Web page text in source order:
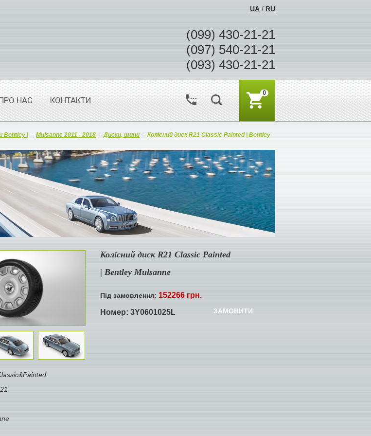
UA / RU
(099) 430-21-21
(097) 540-21-21
(093) 430-21-21
НАС КОНТАКТИ
0
Bentley | – Mulsanne 2011 - 2018 –Диски, шини – Колісний диск R21 Classic Painted | Bentley
Колісний диск R21 Classic Painted
| Bentley Mulsanne
Під замовлення: 152266 грн.
ЗАМОВИТИ
Номер: 3Y0601025L